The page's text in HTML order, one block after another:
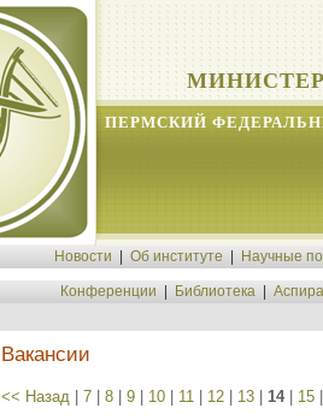
ПЕРМСКИЙ
Новости Об институте Научные
Конференции Библиотека
Вакансии
<< Назад | 7 | 8 | 9 | 10 | 11 | 12 | 13 | 14| 15